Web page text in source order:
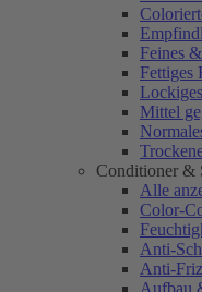
Feines
Fettiges
Mittel
Conditioner &
Alle
Color-
Anti-
Anti-
Aufbau